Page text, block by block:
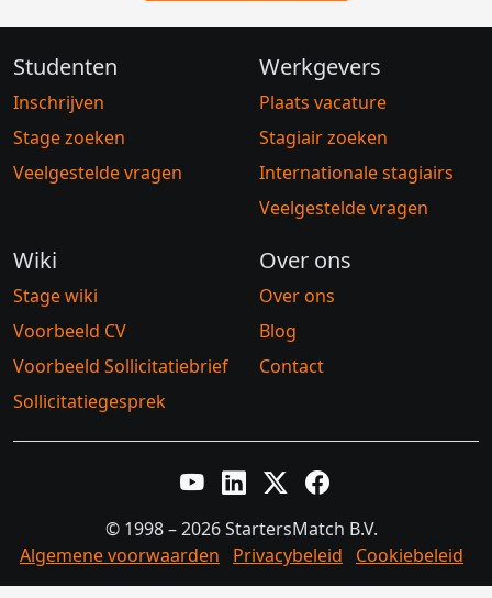
Studenten
Inschrijven
Stage zoeken
Veelgestelde vragen
Werkgevers
Plaats vacature
Stagiair zoeken
Internationale stagiairs
Veelgestelde vragen
Wiki
Stage wiki
Voorbeeld CV
Voorbeeld Sollicitatiebrief
Sollicitatiegesprek
Over ons
Over ons
Blog
Contact
YouTubeLinkedInTwitter XFacebook
© 1998 – 2026 StartersMatch B.V.
Algemene voorwaarden
Privacybeleid Cookiebeleid